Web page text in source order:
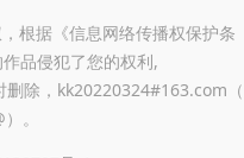
根据《信息网络传播权保护条
品侵犯了您的权利,
删除，kk20220324#163.com
。